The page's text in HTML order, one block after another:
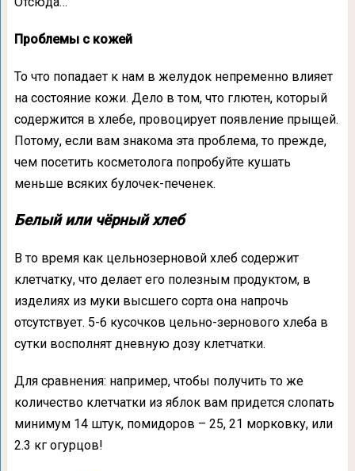
Проблемы с кожей
То что попадает к нам в желудок непременно влияет
на состояние кожи. Дело в том, что глютен, который
содержится в хлебе, провоцирует появление прыщей.
Потому, если вам знакома эта проблема, то прежде,
чем посетить косметолога попробуйте кушать
меньше всяких булочек-печенек.
Белый или чёрный хлеб
В то время как цельнозерновой хлеб содержит
клетчатку, что делает его полезным продуктом, в
изделиях из муки высшего сорта она напрочь
отсутствует. 5-6 кусочков цельно-зернового хлеба в
сутки восполнят дневную дозу клетчатки.
Для сравнения: например, чтобы получить то же
количество клетчатки из яблок вам придется слопать
минимум 14 штук, помидоров – 25, 21 морковку, или
2.3 кг огурцов!